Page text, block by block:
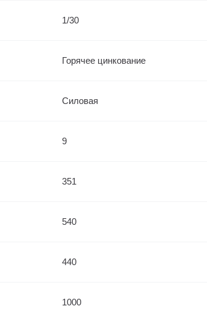
1/30
Горячее цинкование
Силовая
9
351
540
440
1000